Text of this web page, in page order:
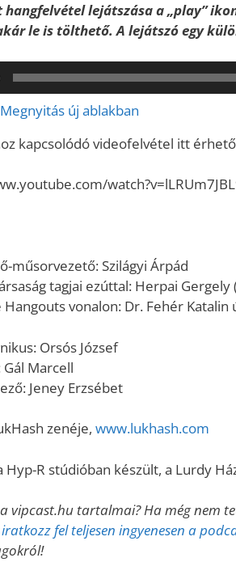
hangfelvétel lejátszása a „play”
le is tölthető. A lejátszó egy
Megnyitás új ablakban
kapcsolódó videofelvétel itt
műsorvezető: Szilágyi Árpád
tagjai ezúttal: Herpai
Hangouts vonalon: Dr. Fehér
Orsós József
Marcell
Jeney Erzsébet
zenéje, www.lukhash.com
Hyp-R stúdióban készült, a Lurdy
a vipcast.hu tartalmai? Ha még nem
iratkozz fel teljesen ingyenesen a